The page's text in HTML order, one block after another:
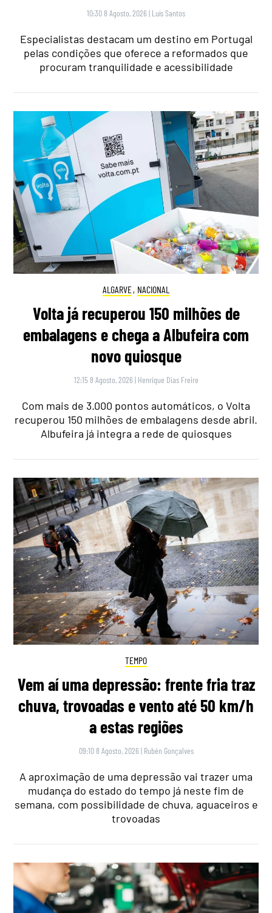
10:30 8 Agosto, 2026 | Luís Santos
Especialistas destacam um destino em Portugal
pelas condições que oferece a reformados que
procuram tranquilidade e acessibilidade
ALGARVE, NACIONAL
Volta já recuperou 150 milhões de
embalagens e chega a Albufeira com
novo quiosque
12:15 8 Agosto, 2026 | Henrique Dias Freire
Com mais de 3.000 pontos automáticos, o Volta
recuperou 150 milhões de embalagens desde abril.
Albufeira já integra a rede de quiosques
TEMPO
Vem aí uma depressão: frente fria traz
chuva, trovoadas e vento até 50 km/h
a estas regiões
09:10 8 Agosto, 2026 | Rubén Gonçalves
A aproximação de uma depressão vai trazer uma
mudança do estado do tempo já neste fim de
semana, com possibilidade de chuva, aguaceiros e
trovoadas